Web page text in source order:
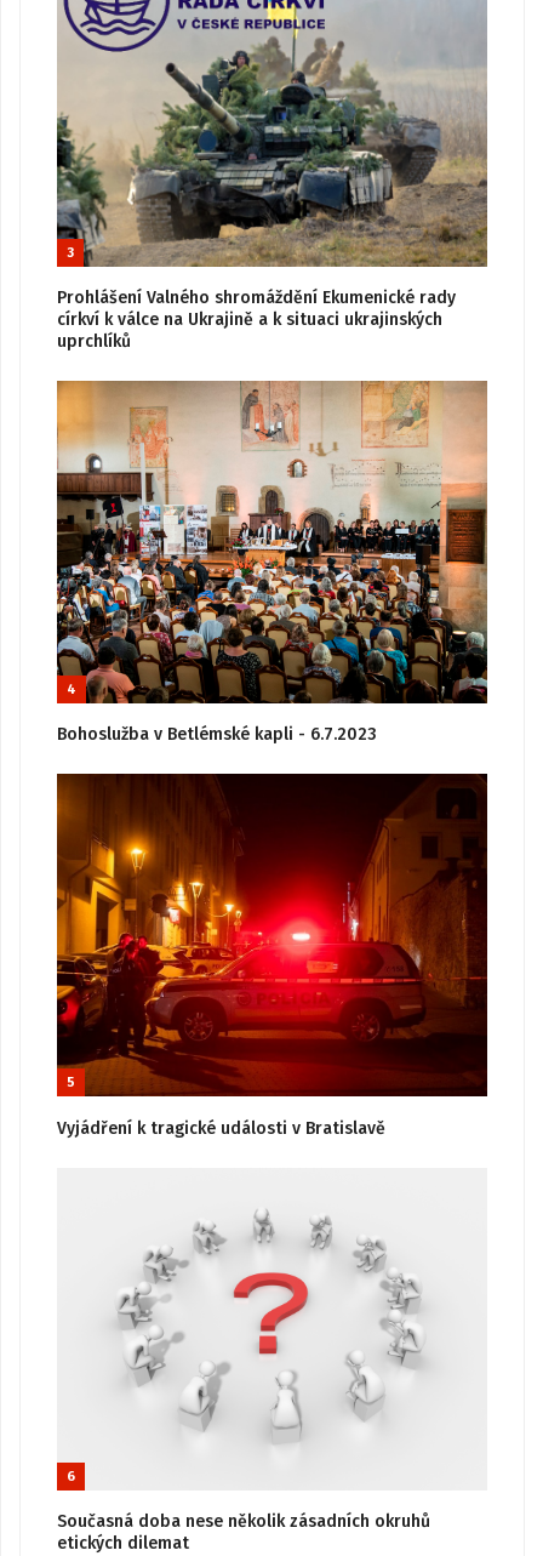
3
Prohlášení Valného shromáždění Ekumenické rady
církví k válce na Ukrajině a k situaci ukrajinských
uprchlíků
4
Bohoslužba v Betlémské kapli - 6.7.2023
5
Vyjádření k tragické události v Bratislavě
6
Současná doba nese několik zásadních okruhů
etických dilemat